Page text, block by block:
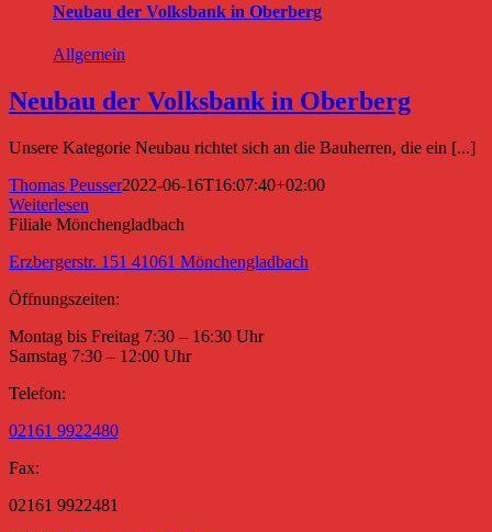
Neubau der Volksbank in Oberberg
Allgemein
Neubau der Volksbank in Oberberg
Unsere Kategorie Neubau richtet sich an die Bauherren, die ein [...]
Thomas Peusser2022-06-16T16:07:40+02:00
Weiterlesen
Filiale Mönchengladbach
Erzbergerstr. 151 41061 Mönchengladbach
Öffnungszeiten:
Montag bis Freitag 7:30 – 16:30 Uhr
Samstag 7:30 – 12:00 Uhr
Telefon:
02161 9922480
Fax:
02161 9922481